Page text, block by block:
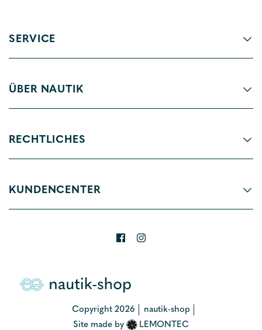
SERVICE
ÜBER NAUTIK
RECHTLICHES
KUNDENCENTER
Copyright 2026
nautik-shop
Site made by
LEMONTEC